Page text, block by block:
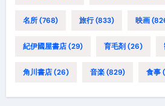
名所(768) 旅行(833) 映画
紀伊國屋書店(29) 育毛剤(26)
角川書店(26) 音楽(829) 食事